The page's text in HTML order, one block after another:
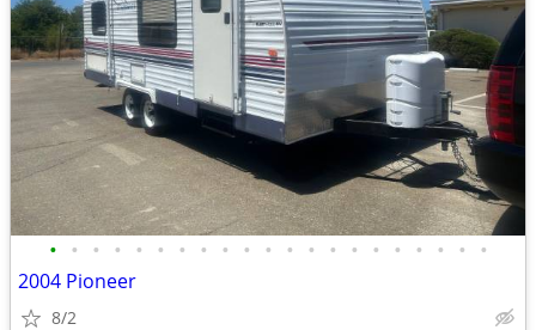
• • • • • • • • • • • • • • • • • • • • •
2004 Pioneer
8/2